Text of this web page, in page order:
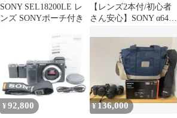
SONY SEL18200LE レ
ンズ SONYポーチ付き
【レンズ2本付/初心者
さん安心】SONY α6400
¥ 92,800 ¥136,000